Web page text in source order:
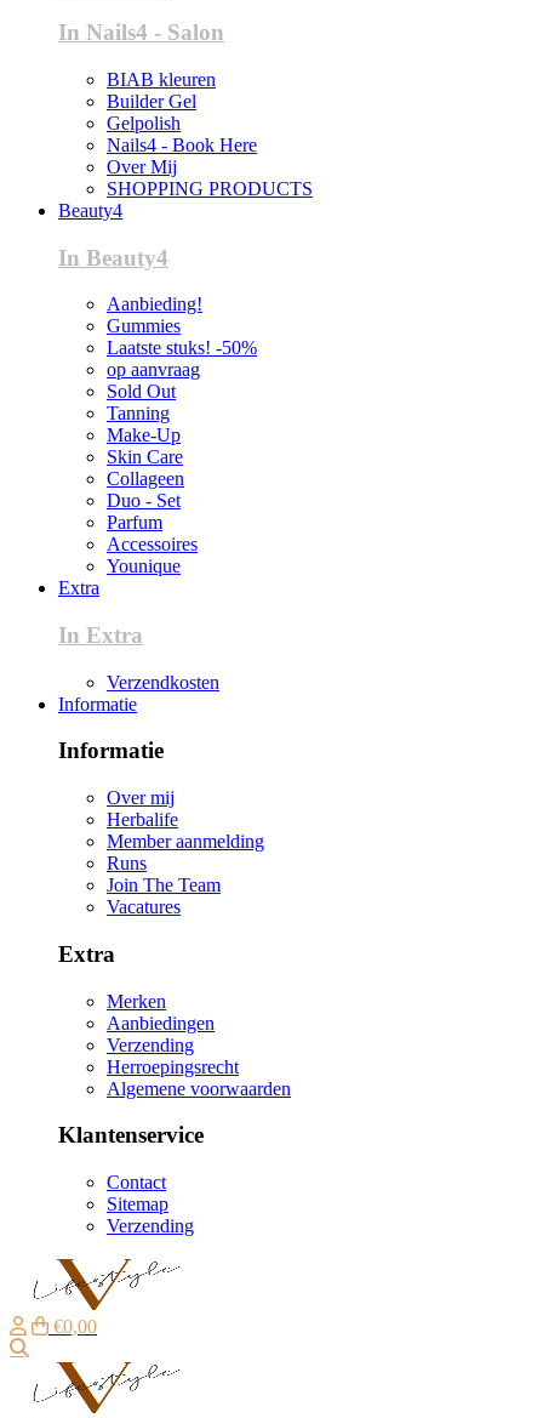
In Nails4 - Salon
BIAB kleuren
Builder Gel
Gelpolish
Nails4 - Book Here
Over Mij
SHOPPING PRODUCTS
Beauty4
In Beauty4
Aanbieding!
Gummies
Laatste stuks! -50%
op aanvraag
Sold Out
Tanning
Make-Up
Skin Care
Collageen
Duo - Set
Parfum
Accessoires
Younique
Extra
In Extra
Verzendkosten
Informatie
Informatie
Over mij
Herbalife
Member aanmelding
Runs
Join The Team
Vacatures
Extra
Merken
Aanbiedingen
Verzending
Herroepingsrecht
Algemene voorwaarden
Klantenservice
Contact
Sitemap
Verzending
€0,00